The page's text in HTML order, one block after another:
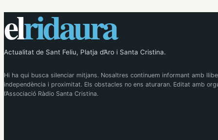
elridaura
Actualitat de Sant Feliu, Platja d’Aro i Santa Cristina.
Hi ha qui busca silenciar mitjans. Nosaltres continuem informant amb
independència i proximitat. Els obstacles no ens aturaran. Editat amb
l’Associació Ràdio Santa Cristina.